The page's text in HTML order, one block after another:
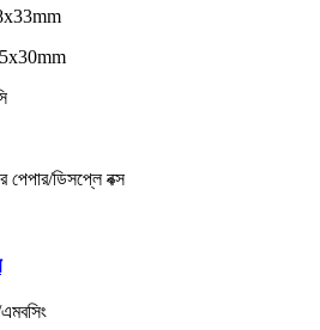
পেপার/ডিসপ্লে বক্স
এমবসিং